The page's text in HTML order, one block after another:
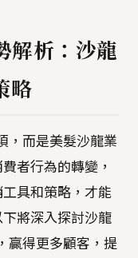
解析：沙龍
略
，而是美髮沙龍業
費者行為的轉變，
具和策略，才能
將深入探討沙龍
贏得更多顧客，提